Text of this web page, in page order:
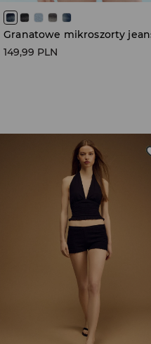
149,99 PLN